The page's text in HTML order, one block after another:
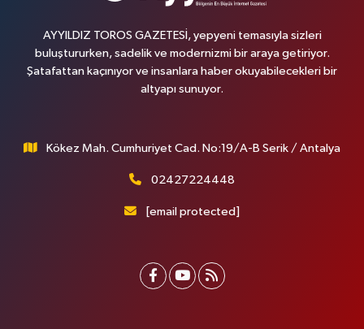
AYYILDIZ TOROS GAZETESİ, yepyeni temasıyla sizleri
buluştururken, sadelik ve modernizmi bir araya getiriyor.
Şatafattan kaçınıyor ve insanlara haber okuyabilecekleri bir
altyapı sunuyor.
Kökez Mah. Cumhuriyet Cad. No:19/A-B Serik / Antalya
02427224448
[email protected]